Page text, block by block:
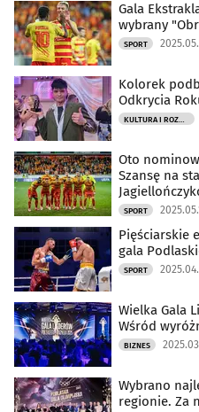
Gala
wybrany
SPORT
Kolorek
Odkrycia
KULTURA I ROZRYWKA
Oto
Szansę na
SPORT
Pięściarskie
gala
SPORT
Wielka Gala
Wśród
BIZNES
Wybrano
regionie. Za